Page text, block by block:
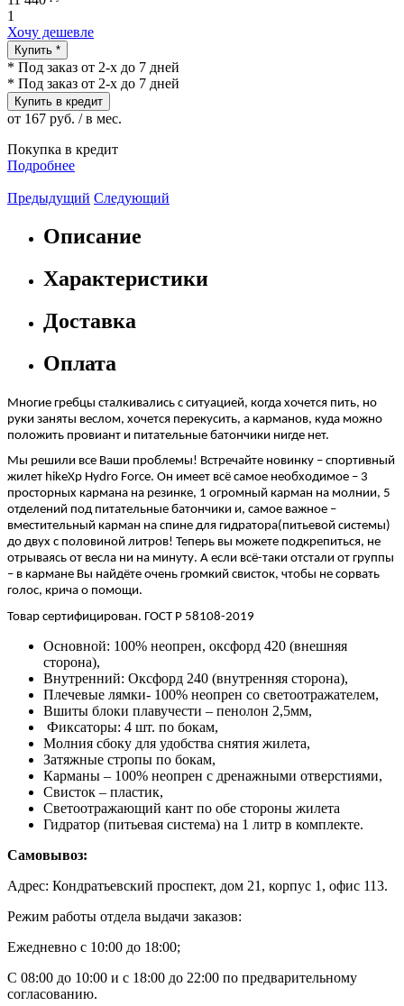
1
Хочу дешевле
Купить *
* Под заказ от 2-х до 7 дней
* Под заказ от 2-х до 7 дней
Купить в кредит
от 167 руб. / в мес.
Покупка в кредит
Подробнее
Предыдущий Следующий
Описание
Характеристики
Доставка
Оплата
Многие гребцы сталкивались с ситуацией, когда хочется пить, но
руки заняты веслом, хочется перекусить, а карманов, куда можно
положить провиант и питательные батончики нигде нет.
Мы решили все Ваши проблемы! Встречайте новинку – спортивный
жилет hikeXp Hydro Force. Он имеет всё самое необходимое – 3
просторных кармана на резинке, 1 огромный карман на молнии, 5
отделений под питательные батончики и, самое важное –
вместительный карман на спине для гидратора(питьевой системы)
до двух с половиной литров! Теперь вы можете подкрепиться, не
отрываясь от весла ни на минуту. А если всё-таки отстали от группы
– в кармане Вы найдёте очень громкий свисток, чтобы не сорвать
голос, крича о помощи.
Товар сертифицирован. ГОСТ Р 58108-2019
Основной: 100% неопрен, оксфорд 420 (внешняя
сторона),
Внутренний: Оксфорд 240 (внутренняя сторона),
Плечевые лямки- 100% неопрен со светоотражателем,
Вшиты блоки плавучести – пенолон 2,5мм,
Фиксаторы: 4 шт. по бокам,
Молния сбоку для удобства снятия жилета,
Затяжные стропы по бокам,
Карманы – 100% неопрен с дренажными отверстиями,
Свисток – пластик,
Светоотражающий кант по обе стороны жилета
Гидратор (питьевая система) на 1 литр в комплекте.
Самовывоз:
Адрес: Кондратьевский проспект, дом 21, корпус 1, офис 113.
Режим работы отдела выдачи заказов:
Ежедневно с 10:00 до 18:00;
С 08:00 до 10:00 и с 18:00 до 22:00 по предварительному
согласованию.